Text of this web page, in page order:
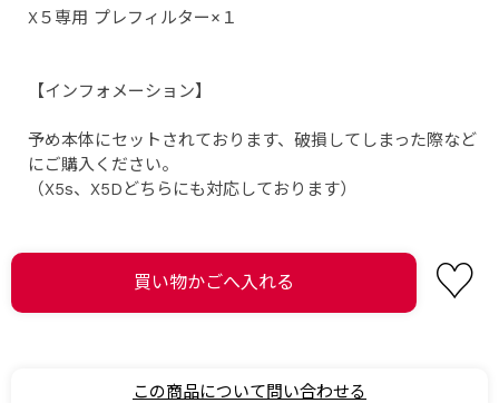
X５専用 プレフィルター×１
【インフォメーション】
予め本体にセットされております、破損してしまった際など
にご購入ください。
（X5s、X5Dどちらにも対応しております）
この商品について問い合わせる